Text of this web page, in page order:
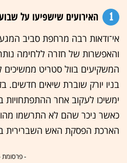
1 האירועים שישפיעו על
אי־ודאות רבה מרחפת סביב
והאפשרות של חזרה ללחימה
המשקיעים בוול סטריט
בניו יורק שוברת שיאים חדשים.
ימשיכו לעקוב אחר ההתפתחויות
כאשר ניכר שהם לא התרשמו
הארכת הפסקת האש השברירית
- פרסומת